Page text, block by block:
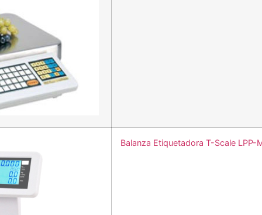
Balanza Etiquetadora T-Scale LPP-